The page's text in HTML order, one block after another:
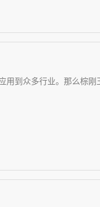
用到众多行业。那么棕刚